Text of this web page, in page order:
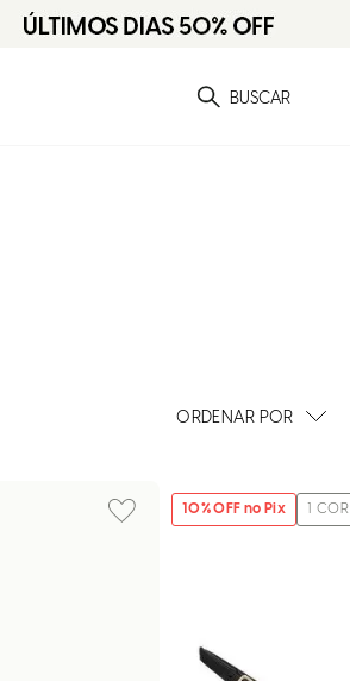
O que você está procurando?
10% OFF no Pix 1 COR